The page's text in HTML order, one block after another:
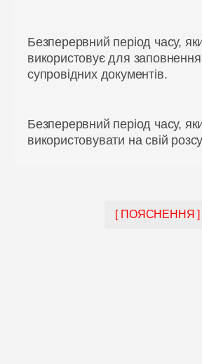
Безперервний період часу,
використовує для
супровідних документів.
Безперервний період часу,
використовувати на свій
[ ПОЯСНЕННЯ ]